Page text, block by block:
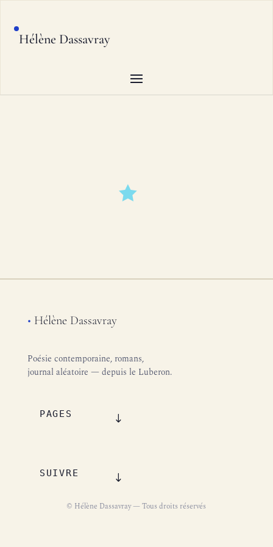
Hélène Dassavray
• Hélène Dassavray
Poésie contemporaine, romans,
journal aléatoire — depuis le Luberon.
PAGES
SUIVRE
© Hélène Dassavray — Tous droits réservés